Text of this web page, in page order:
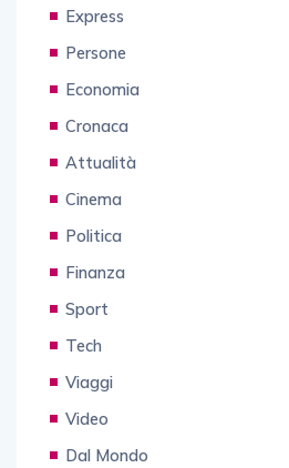
Express
Persone
Economia
Cronaca
Attualità
Cinema
Politica
Finanza
Sport
Tech
Viaggi
Video
Dal Mondo